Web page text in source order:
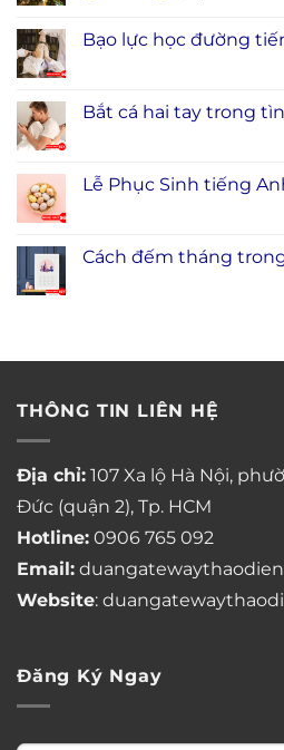
Bạo lực học đường
Bắt cá hai tay trong
Lễ Phục Sinh tiếng
Cách đếm tháng
THÔNG TIN LIÊN HỆ
Địa chỉ: 107 Xa lộ Hà Nội,
Đức (quận 2), Tp. HCM
Hotline: 0906 765 092
Email:
Website:
Đăng Ký Ngay